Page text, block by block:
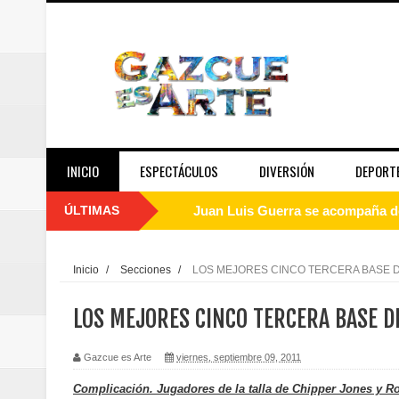
INICIO ESPECTÁCULOS DIVERSIÓN
ÚLTIMAS Juan Luis Guerra se acompaña
Embajada dominicana en
Pavel Núñez y su Bipolarband
Inicio / Secciones / LOS MEJORES CINCO TERCERA BASE
LOS MEJORES CINCO TERCERA BASE
Gazcue es Arte viernes, septiembre 09, 2011
Complicación. Jugadores de la talla de Chipper Jones y